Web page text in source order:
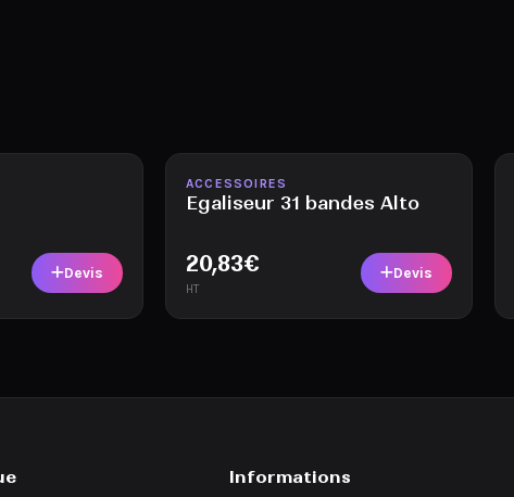
Devis
Disponible
ACCESSOIRES
Egaliseur 31 bandes Alto
20,83€
HT
Devis
Informations